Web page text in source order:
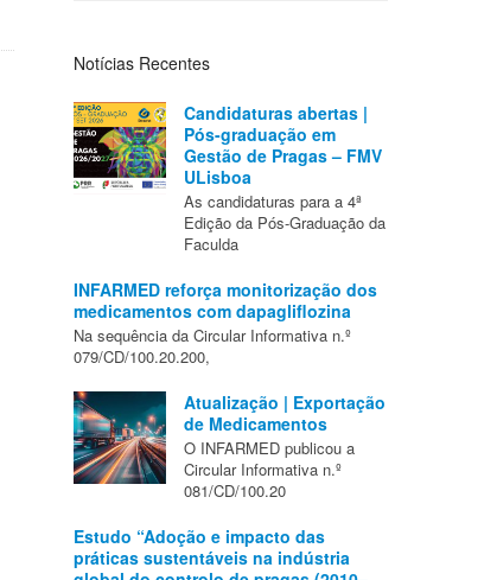
Notícias Recentes
Candidaturas abertas |
Pós-graduação em
Gestão de Pragas – FMV
ULisboa
As candidaturas para a 4ª
Edição da Pós-Graduação da
Faculda
INFARMED reforça monitorização dos
medicamentos com dapagliflozina
Na sequência da Circular Informativa n.º
079/CD/100.20.200,
Atualização | Exportação
de Medicamentos
O INFARMED publicou a
Circular Informativa n.º
081/CD/100.20
Estudo “Adoção e impacto das
práticas sustentáveis na indústria